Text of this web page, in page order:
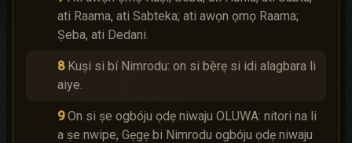
ati Raama, ati Sabteka; ati awọn ọmọ Raama;
Ṣeba, ati Dedani.
8 Kuṣi si bí Nimrodu: on si bẹ̀rẹ si idi alagbara li
aiye.
9 On si ṣe ogbóju ọdẹ niwaju OLUWA: nitori na li
a ṣe nwipe, Gẹgẹ bi Nimrodu ogbóju ọdẹ niwaju